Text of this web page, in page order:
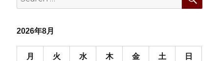
for:
2026年8月
月 火 水 木 金 土 日